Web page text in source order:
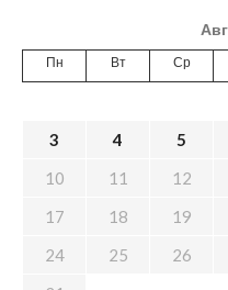
Пн Вт Ср
3
4 5
10
11 12
17
18 19
24
25 26